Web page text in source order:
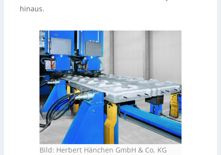
hinaus.
Bild: Herbert Hänchen GmbH & Co. KG